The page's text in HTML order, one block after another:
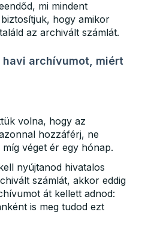
mi mindent
hogy amikor
az archivált számlát.
archívumot, miért
volna, hogy az
hozzáférj, ne
véget ér egy hónap.
nyújtanod hivatalos
számlát, akkor eddig
át kellett adnod:
is meg tudod ezt